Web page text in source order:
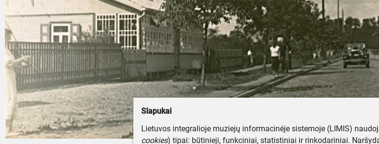
Slapukai
Lietuvos integralioje muziejų informacinėje sistemoje (LIMIS)
cookies) tipai: būtinieji, funkciniai, statistiniai ir rinkodariniai.